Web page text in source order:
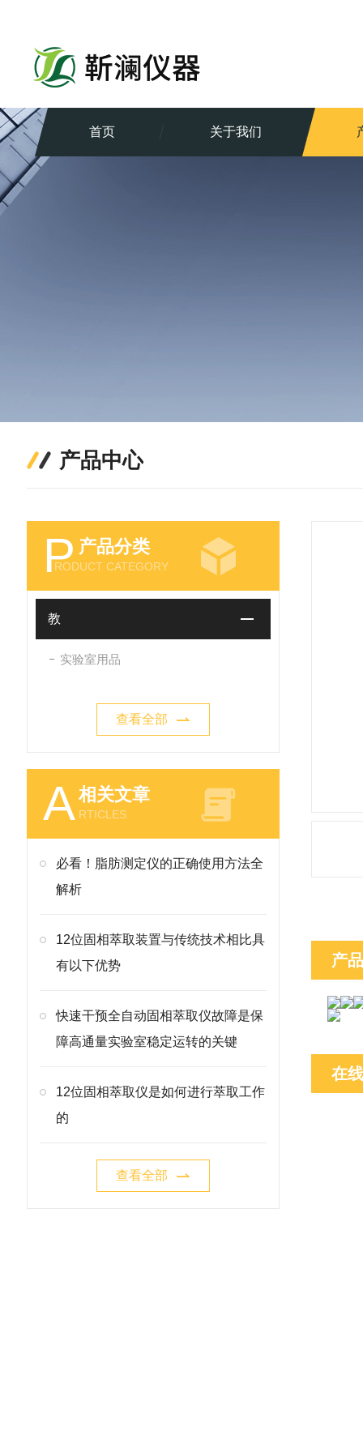
首页 关于我们
产品中心
P 产品分类
RODUCT CATEGORY
教
实验室用品
查看全部
A相关文章
RTICLES
必看！脂肪测定仪的正确使用方法全
解析
12位固相萃取装置与传统技术相比具
有以下优势
快速干预全自动固相萃取仪故障是保
障高通量实验室稳定运转的关键
12位固相萃取仪是如何进行萃取工作
的
查看全部
产
在